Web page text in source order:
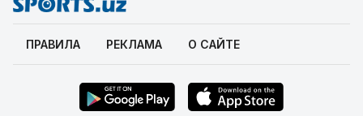
ПРАВИЛА РЕКЛАМА О САЙТЕ